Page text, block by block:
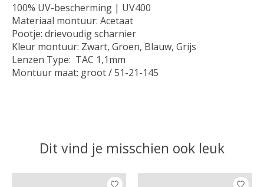
100% UV-bescherming | UV400
Materiaal montuur: Acetaat
Pootje: drievoudig scharnier
Kleur montuur: Zwart, Groen, Blauw, Grijs
Lenzen Type: TAC 1,1mm
Montuur maat: groot / 51-21-145
Dit vind je misschien ook leuk
Items van productcarrousel